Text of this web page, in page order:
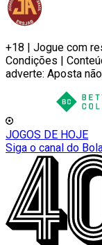
+18 | Jogue com
Condições |
adverte: Aposta
JOGOS DE HOJE
Siga o canal do